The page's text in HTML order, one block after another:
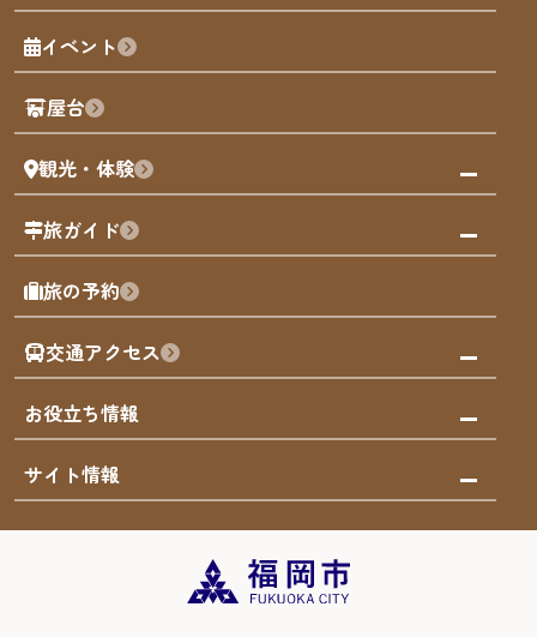
福岡城
歴史・文化
福岡の魅力
観光カレンダー
観光PR動画
まち歩き
福岡グルメ
福岡を楽しむ
福岡のアート
福岡のナイトタイム
福岡の歴史・文化
サステナブルツーリズム
福岡検定
よかなび音声ガイド
イベント
屋台
観光・体験
観る・遊ぶ
屋台
買う
体験
泊まる
旅ガイド
モデルコース
AIおまかせコース
オリジナルプラン
みんなの旅行記
旅の予約
交通アクセス
市内交通ガイド
お得なチケット
お役立ち情報
お知らせ
災害情報
サイト情報
まち歩き・体験プログラム掲載申込